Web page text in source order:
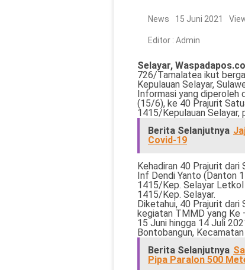
News 15 Juni 2021
Editor : Admin
Selayar,
726/Tamalatea ikut
Kepulauan Selayar,
Informasi yang diperoleh
(15/6), ke 40 Prajurit
1415/Kepulauan Selayar,
Berita Selanjutnya
Covid-19
Kehadiran 40 Prajurit
Inf Dendi Yanto (Danton
1415/Kep. Selayar
1415/Kep. Selayar.
Diketahui, 40 Prajurit dari
kegiatan TMMD yang Ke
15 Juni hingga 14 Juli
Bontobangun,
Berita Selanjutnya
Pipa Paralon 500